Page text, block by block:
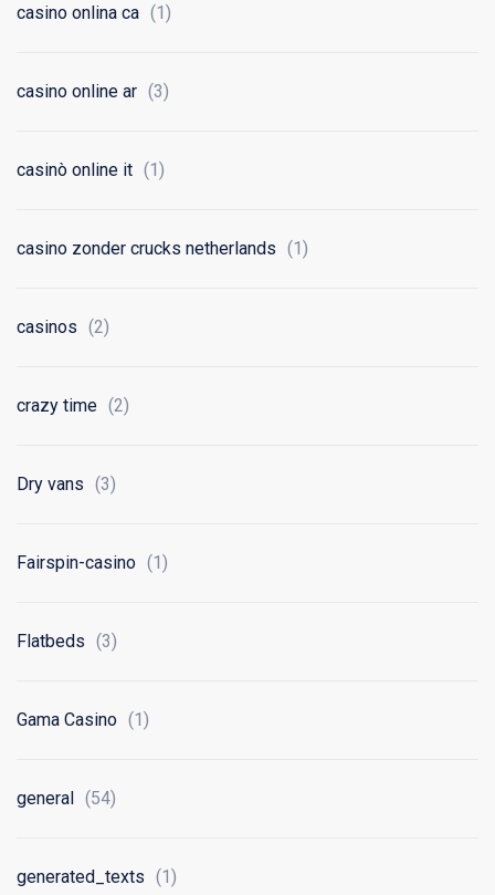
casino onlina ca (1)
casino online ar (3)
casinò online it (1)
casino zonder crucks netherlands (1)
casinos (2)
crazy time (2)
Dry vans (3)
Fairspin-casino (1)
Flatbeds (3)
Gama Casino (1)
general (54)
generated_texts (1)